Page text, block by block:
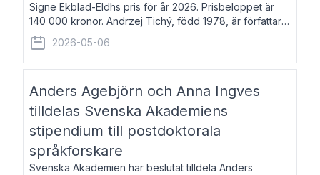
Signe Ekblad-Eldhs pris för år 2026. Prisbeloppet är
140 000 kronor. Andrzej Tichý, född 1978, är författare
och kulturskribent. Han debuterade 2005 med den
lovordade romanen Sex liter l
2026-05-06
Anders Agebjörn och Anna Ingves
tilldelas Svenska Akademiens
stipendium till postdoktorala
språkforskare
Svenska Akademien har beslutat tilldela Anders